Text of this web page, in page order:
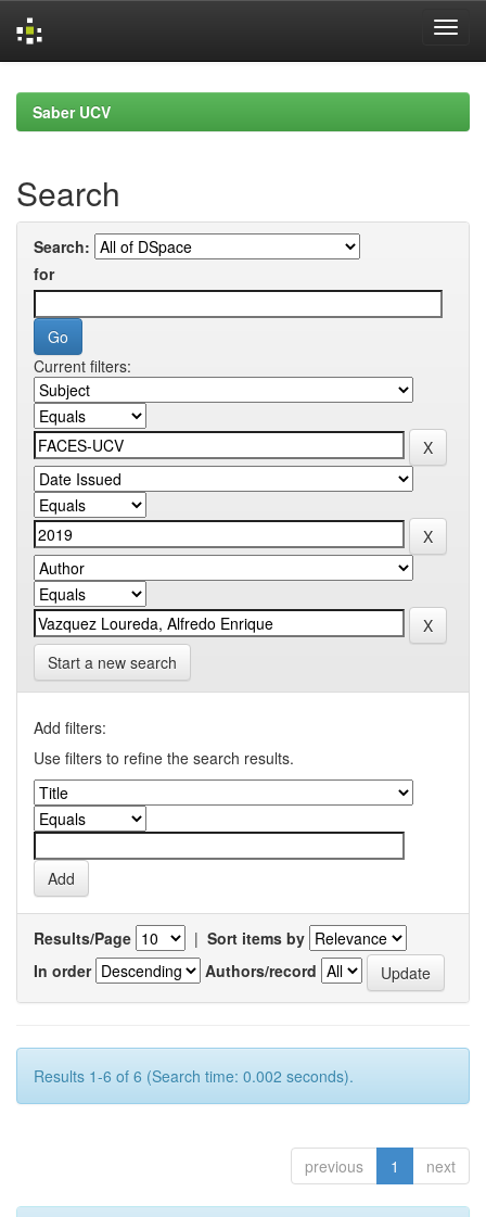
navigationSaber UCV
Search
Search:
for
Current filters:
Start a new search
Add filters:
Use filters to refine the search results.
Results/Page | Sort items by
In order
Authors/record
Results 1-6 of 6 (Search time: 0.002 seconds).
previous 1 next